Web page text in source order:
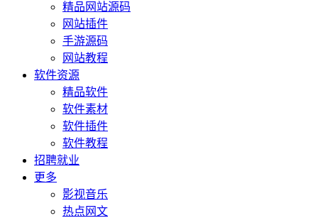
精品网站源码
网站插件
手游源码
网站教程
软件资源
精品软件
软件素材
软件插件
软件教程
招聘就业
更多
影视音乐
热点网文